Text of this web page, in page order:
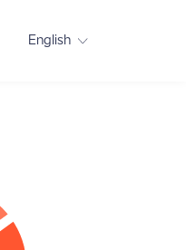
English